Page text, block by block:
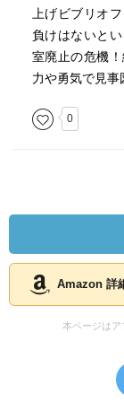
上げビブリオ
負けはないと
室廃止の危機
力や勇気で見事
0
Amazon 詳
本ページはア